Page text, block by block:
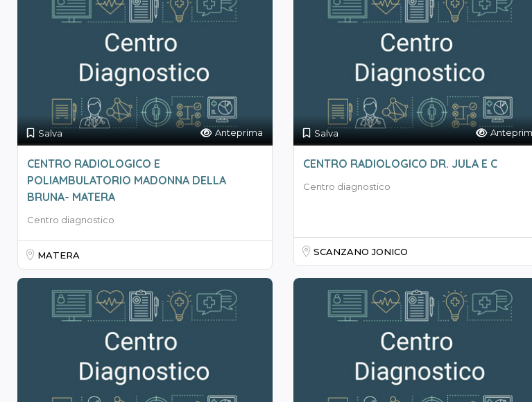
Salva Anteprima
CENTRO RADIOLOGICO E
POLIAMBULATORIO MADONNA DELLA
BRUNA- MATERA
Centro diagnostico
MATERA
Salva
CENTRO RADIOLOGICO DR. JULA E C
Centro diagnostico
SCANZANO JONICO